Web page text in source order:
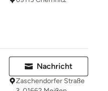
Nachricht
Zaschendorfer Straße